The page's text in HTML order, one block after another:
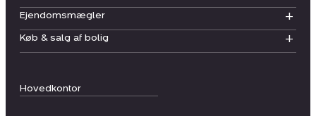
Hovedkontor
Ejendomsmægler
Køb & salg af bolig